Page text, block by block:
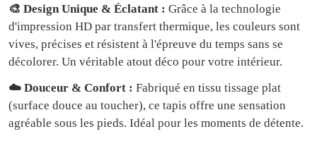
🎨 Design Unique & Éclatant : Grâce à la technologie
d'impression HD par transfert thermique, les couleurs sont
vives, précises et résistent à l'épreuve du temps sans se
décolorer. Un véritable atout déco pour votre intérieur.
☁️ Douceur & Confort : Fabriqué en tissu tissage plat
(surface douce au toucher), ce tapis offre une sensation
agréable sous les pieds. Idéal pour les moments de détente.